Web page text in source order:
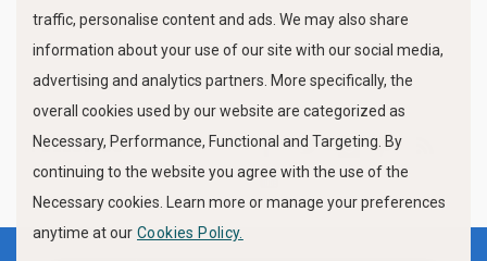
FOLLOW US
traffic, personalise content and ads. We may also share
information about your use of our site with our social media,
advertising and analytics partners. More specifically, the
overall cookies used by our website are categorized as
Necessary, Performance, Functional and Targeting. By
continuing to the website you agree with the use of the
Necessary cookies. Learn more or manage your preferences
anytime at our Cookies Policy.